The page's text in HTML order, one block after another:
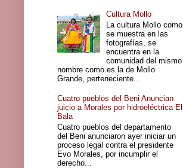
Cultura Mollo
La cultura Mollo como
se muestra en las
fotografías, se
encuentra en la
comunidad del mismo
nombre como es la de Mollo
Grande, perteneciente...
Cuatro pueblos del Beni Anuncian
juicio a Morales por hidroeléctrica El
Bala
Cuatro pueblos del departamento
del Beni anunciaron ayer iniciar un
proceso legal contra el presidente
Evo Morales, por incumplir el
derecho...